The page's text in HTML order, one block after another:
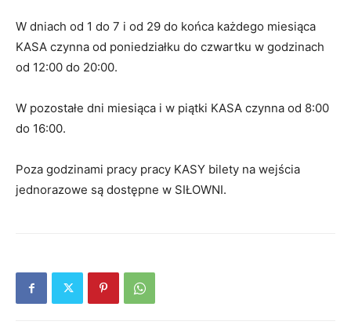
W dniach od 1 do 7 i od 29 do końca każdego miesiąca
KASA czynna od poniedziałku do czwartku w godzinach
od 12:00 do 20:00.
W pozostałe dni miesiąca i w piątki KASA czynna od 8:00
do 16:00.
Poza godzinami pracy pracy KASY bilety na wejścia
jednorazowe są dostępne w SIŁOWNI.